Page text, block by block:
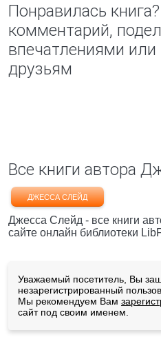
Понравилась
комментарий,
впечатлениями или
друзьям
Все книги автора
ДЖЕССА СЛЕЙД
Джесса Слейд - все книги
сайте онлайн библиотеки
Уважаемый посетитель, Вы
незарегистрированный
Мы рекомендуем Вам
сайт под своим именем.